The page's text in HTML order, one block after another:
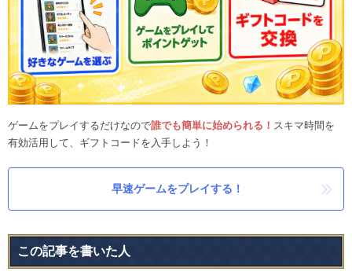
ゲームをプレイするだけなので誰でも簡単に始められる！ スキマ時間を
有効活用して、ギフトコードを入手しよう！
早速ゲームをプレイする！
この記事を書いた人